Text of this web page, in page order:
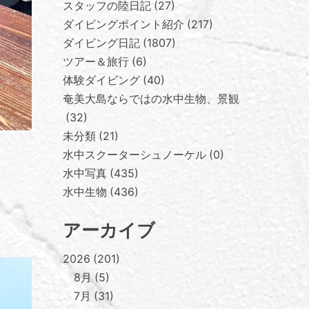
スタッフの陸日記 27
ダイビングポイント紹介 217
ダイビング日記 1807
ツアー＆旅行 6
体験ダイビング 40
奄美大島ならではの水中生物、景観
32
未分類 21
水中スクーターシュノーケル 0
水中写真 435
水中生物 436
アーカイブ
2026 201
8月 5
7月
31